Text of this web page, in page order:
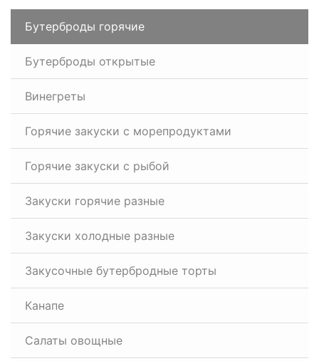
Бутерброды горячие
Бутерброды открытые
Винегреты
Горячие закуски с морепродуктами
Горячие закуски с рыбой
Закуски горячие разные
Закуски холодные разные
Закусочные бутербродные торты
Канапе
Салаты овощные